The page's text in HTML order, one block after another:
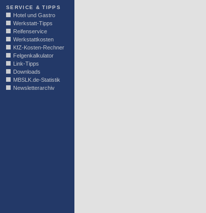
SERVICE & TIPPS
Hotel und Gastro
Werkstatt-Tipps
Reifenservice
Werkstattkosten
KfZ-Kosten-Rechner
Felgenkalkulator
Link-Tipps
Downloads
MBSLK.de-Statistik
Newsletterarchiv